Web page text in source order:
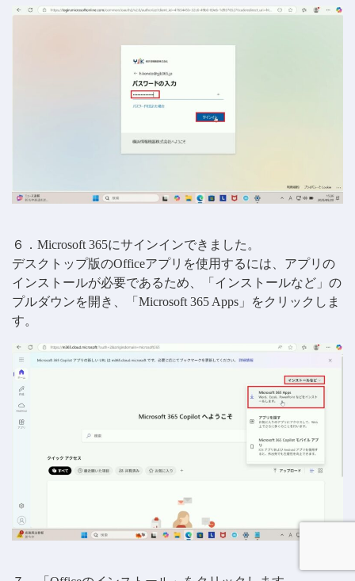
６．Microsoft 365にサインインできました。
デスクトップ版のOfficeアプリを使用するには、アプリの
インストールが必要であるため、「インストールなど」の
プルダウンを開き、「Microsoft 365 Apps」をクリックしま
す。